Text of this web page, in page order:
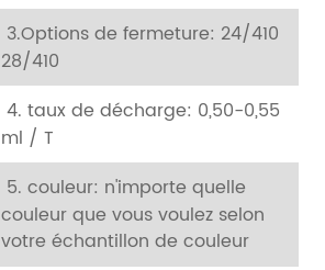
3.Options de fermeture: 24/410
28/410
4. taux de décharge: 0,50-0,55
ml / T
5. couleur: n'importe quelle
couleur que vous voulez selon
votre échantillon de couleur